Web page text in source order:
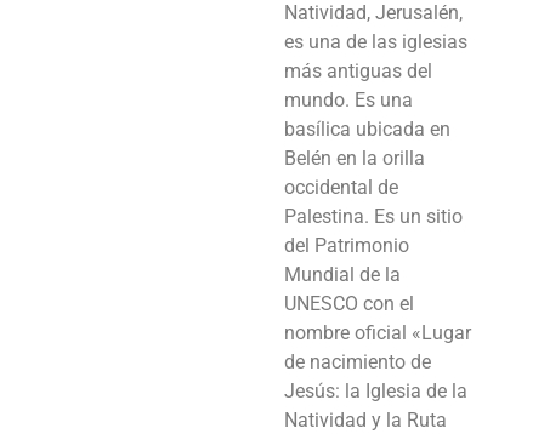
Natividad, Jerusalén,
es una de las iglesias
más antiguas del
mundo. Es una
basílica ubicada en
Belén en la orilla
occidental de
Palestina. Es un sitio
del Patrimonio
Mundial de la
UNESCO con el
nombre oficial «Lugar
de nacimiento de
Jesús: la Iglesia de la
Natividad y la Ruta